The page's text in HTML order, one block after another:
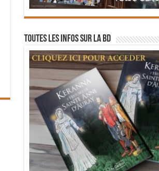
Toutes les infos sur la BD